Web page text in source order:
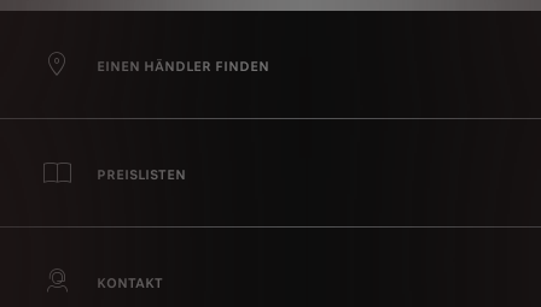
EINEN HÄNDLER FINDEN
PREISLISTEN
KONTAKT